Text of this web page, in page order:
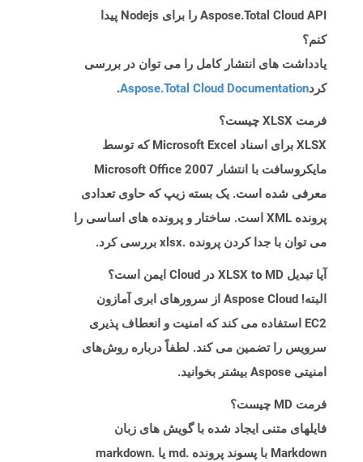
Aspose.Total Cloud API را برای Nodejs پیدا
کنم؟
یادداشت های انتشار کامل را می توان در بررسی
کردAspose.Total Cloud Documentation
.
فرمت XLSX چیست؟
XLSX برای اسناد Microsoft Excel که توسط
مایکروسافت با انتشار Microsoft Office 2007
معرفی شده است. یک بسته زیپ که حاوی تعدادی
پرونده XML است. ساختار و پرونده های اساسی را
می توان با جدا کردن پرونده .xlsx بررسی کرد.
آیا تبدیل XLSX to MD در Cloud ایمن است؟
البته! Aspose Cloud از سرورهای ابری آمازون
EC2 استفاده می کند که امنیت و انعطاف پذیری
سرویس را تضمین می کند. لطفاً درباره روش‌های
امنیتی Aspose بیشتر بخوانید.
فرمت MD چیست؟
فایلهای متنی ایجاد شده با گویش های زبان
Markdown با پسوند پرونده .md یا .markdown